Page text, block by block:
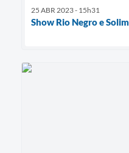
25 ABR 2023 - 15h31
Show Rio Negro e